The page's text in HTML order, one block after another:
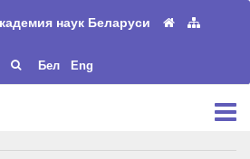
наук Беларуси
Бел Eng